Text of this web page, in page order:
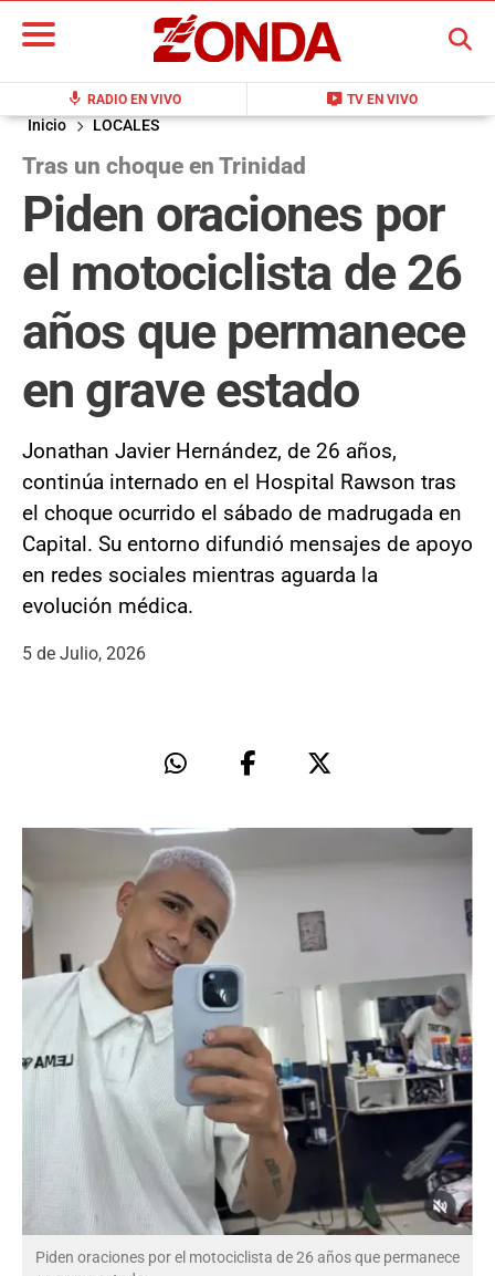
mic RADIO EN VIVO live_tv TV EN VIVO
BUSCAR
Inicio LOCALES
Tras un choque en Trinidad
Piden oraciones por
el motociclista de 26
años que permanece
en grave estado
Jonathan Javier Hernández, de 26 años,
continúa internado en el Hospital Rawson tras
el choque ocurrido el sábado de madrugada en
Capital. Su entorno difundió mensajes de apoyo
en redes sociales mientras aguarda la
evolución médica.
5 de Julio, 2026
Piden oraciones por el motociclista de 26 años que permanece